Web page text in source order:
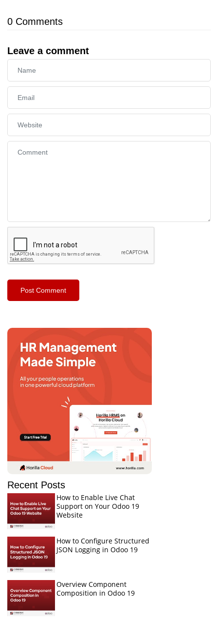
0 Comments
Leave a comment
Recent Posts
How to Enable Live Chat
Support on Your Odoo 19
Website
How to Configure Structured
JSON Logging in Odoo 19
Overview Component
Composition in Odoo 19